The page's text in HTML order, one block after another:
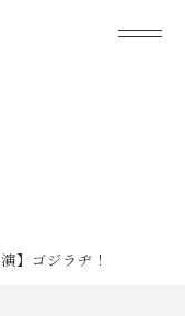
】ゴジラヂ！